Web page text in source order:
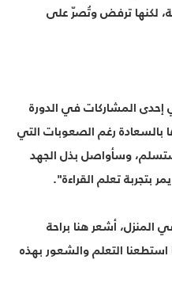
لكنها ترفض وتُصرّ على
إحدى المشاركات في الدورة
عن شعورها بالسعادة رغم الصعوبات التي
وسأواصل بذل الجهد
تعلم القراءة".
أشعر هنا براحة
استطعنا التعلم والشعور بهذه